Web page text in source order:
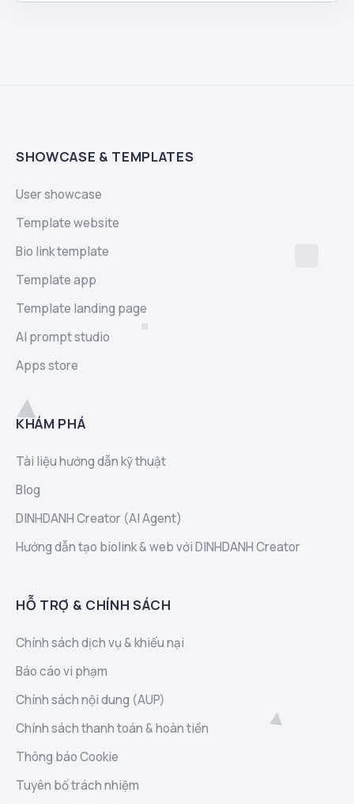
SHOWCASE & TEMPLATES
User showcase
Template website
Bio link template
Template app
Template landing page
AI prompt studio
Apps store
KHÁM PHÁ
Tài liệu hướng dẫn kỹ thuật
Blog
DINHDANH Creator (AI Agent)
Hướng dẫn tạo biolink & web với DINHDANH Creator
HỖ TRỢ & CHÍNH SÁCH
Chính sách dịch vụ & khiếu nại
Báo cáo vi phạm
Chính sách nội dung (AUP)
Chính sách thanh toán & hoàn tiền
Thông báo Cookie
Tuyên bố trách nhiệm